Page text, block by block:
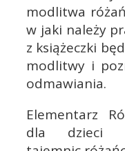
modlitwa
w jaki należy
z książeczki
modlitwy i
odmawiania.
Elementarz
dla dzieci